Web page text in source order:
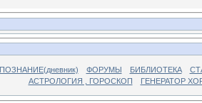
ПОЗНАНИЕ(дневник) ФОРУМЫ БИБЛИОТЕКА
АСТРОЛОГИЯ , ГОРОСКОП
ГЕНЕРАТОР